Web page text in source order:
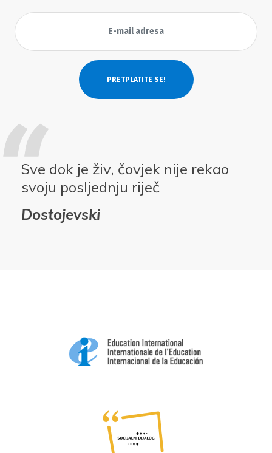
Sve dok je živ, čovjek nije rekao
svoju posljednju riječ
Dostojevski